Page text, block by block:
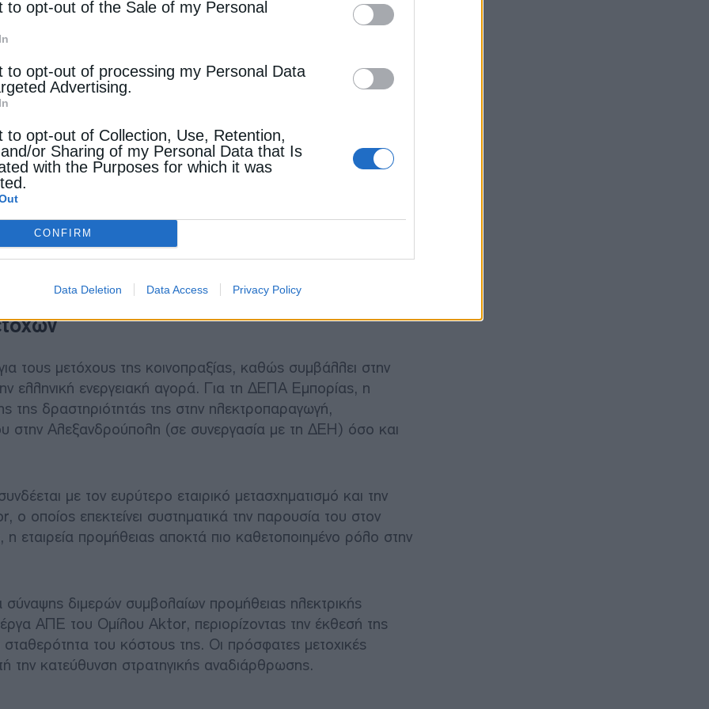
to opt-out of the Sale of my Personal
to opt-out of processing my Personal Data
Advertising.
to opt-out of Collection, Use, Retention,
or Sharing of my Personal Data that Is
with the Purposes for which it was
CONFIRM
Data Deletion Data Access Privacy Policy
στην ενεργειακή μετάβαση
να τεθεί σε δοκιμαστική λειτουργία εντός του 2029.
την ευστάθεια του ηλεκτρικού συστήματος, καθώς η αγορά
τη μεταβλητότητα από την αυξανόμενη διείσδυση των ΑΠΕ.
αφορά πιθανή επένδυση της Clavenia για ανάπτυξη data
data center θα μπορούσε να τροφοδοτείται απευθείας
θα αποτελούσε έναν από τους βασικούς καταναλωτές της
της μονάδας και δημιουργώντας ένα πιο ολοκληρωμένο
της Θεσσαλίας.
τους μετόχους της κοινοπραξίας, καθώς συμβάλλει στην
ελληνική ενεργειακή αγορά. Για τη ΔΕΠΑ Εμπορίας, η
της δραστηριότητάς της στην ηλεκτροπαραγωγή,
στην Αλεξανδρούπολη (σε συνεργασία με τη ΔΕΗ) όσο και
με τον ευρύτερο εταιρικό μετασχηματισμό και την
οποίος επεκτείνει συστηματικά την παρουσία του στον
εταιρεία προμήθειας αποκτά πιο καθετοποιημένο ρόλο στην
σύναψης διμερών συμβολαίων προμήθειας ηλεκτρικής
ΑΠΕ του Ομίλου Aktor, περιορίζοντας την έκθεσή της
σταθερότητα του κόστους της. Οι πρόσφατες μετοχικές
την κατεύθυνση στρατηγικής αναδιάρθρωσης.